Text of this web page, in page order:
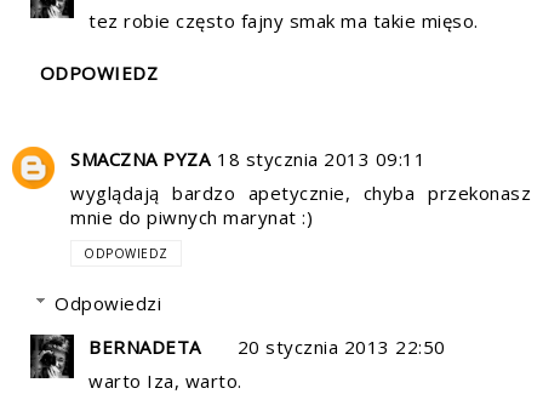
tez robie często fajny smak ma takie mięso.
ODPOWIEDZ
SMACZNA PYZA 18 stycznia 2013 09:11
wyglądają bardzo apetycznie, chyba przekonasz
mnie do piwnych marynat :)
ODPOWIEDZ
Odpowiedzi
BERNADETA
20 stycznia 2013 22:50
warto Iza, warto.